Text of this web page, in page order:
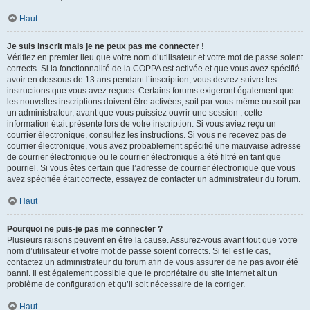
Haut
Je suis inscrit mais je ne peux pas me connecter !
Vérifiez en premier lieu que votre nom d’utilisateur et votre mot de passe soient
corrects. Si la fonctionnalité de la COPPA est activée et que vous avez spécifié
avoir en dessous de 13 ans pendant l’inscription, vous devrez suivre les
instructions que vous avez reçues. Certains forums exigeront également que
les nouvelles inscriptions doivent être activées, soit par vous-même ou soit par
un administrateur, avant que vous puissiez ouvrir une session ; cette
information était présente lors de votre inscription. Si vous aviez reçu un
courrier électronique, consultez les instructions. Si vous ne recevez pas de
courrier électronique, vous avez probablement spécifié une mauvaise adresse
de courrier électronique ou le courrier électronique a été filtré en tant que
pourriel. Si vous êtes certain que l’adresse de courrier électronique que vous
avez spécifiée était correcte, essayez de contacter un administrateur du forum.
Haut
Pourquoi ne puis-je pas me connecter ?
Plusieurs raisons peuvent en être la cause. Assurez-vous avant tout que votre
nom d’utilisateur et votre mot de passe soient corrects. Si tel est le cas,
contactez un administrateur du forum afin de vous assurer de ne pas avoir été
banni. Il est également possible que le propriétaire du site internet ait un
problème de configuration et qu’il soit nécessaire de la corriger.
Haut